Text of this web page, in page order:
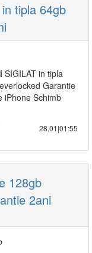
tipla 64gb
SIGILAT in tipla
Garantie
iPhone Schimb
28.01|01:55
128gb
2ani